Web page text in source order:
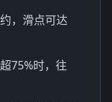
，滑点可达
75%时，往